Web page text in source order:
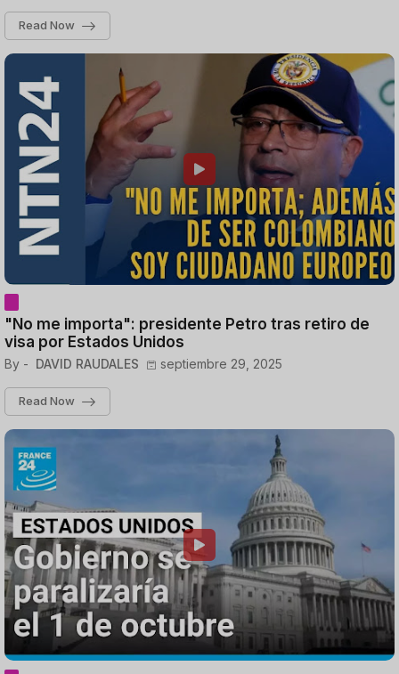
Read Now
"No me importa": presidente Petro tras retiro de
visa por Estados Unidos
By - DAVID RAUDALES septiembre 29, 2025
Read Now